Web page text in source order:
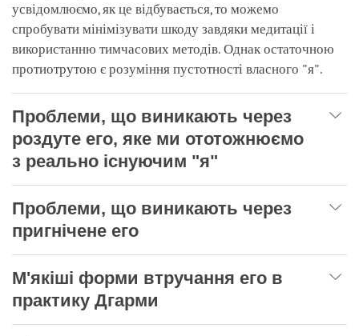
усвідомлюємо, як це відбувається, то можемо
спробувати мінімізувати шкоду завдяки медитації і
використанню тимчасових методів. Однак остаточною
протиотрутою є розуміння пустотності власного "я".
Проблеми, що виникають через
роздуте его, яке ми ототожнюємо
з реально існуючим "я"
Проблеми, що виникають через
пригнічене его
М'якіші форми втручання его в
практику Дгарми